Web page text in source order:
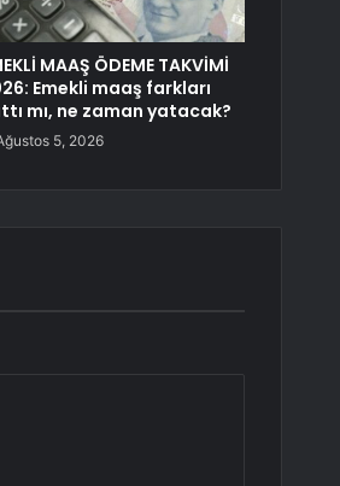
MAAŞ ÖDEME TAKVİMİ
Emekli maaş farkları
mı, ne zaman yatacak?
5, 2026